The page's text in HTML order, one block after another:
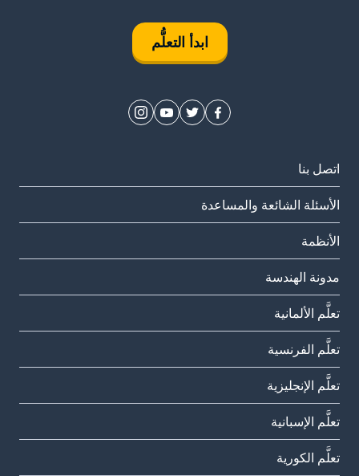
ابدأ التعلُّم
اتصل بنا
الأسئلة الشائعة والمساعدة
الأنظمة
مدونة الهندسة
تعلَّم الألمانية
تعلَّم الفرنسية
تعلَّم الإنجليزية
تعلَّم الإسبانية
تعلَّم الكورية